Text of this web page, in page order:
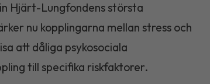
Hjärt-Lungfondens största
nu kopplingarna mellan stress och
att dåliga psykosociala
till specifika riskfaktorer.